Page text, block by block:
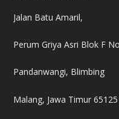
Jalan Batu Amaril,
Perum Griya Asri Blok F
Pandanwangi, Blimbing
Malang, Jawa Timur 65125